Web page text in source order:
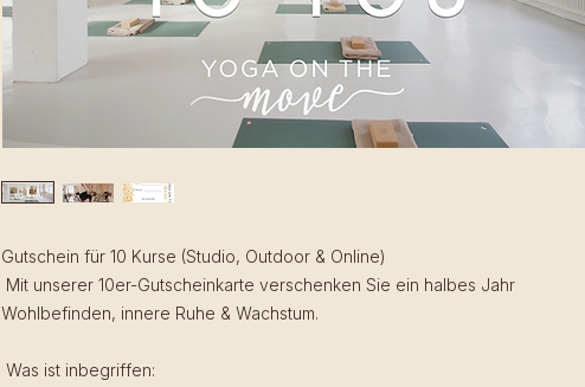
Gutschein für 10 Kurse (Studio, Outdoor & Online)
Mit unserer 10er-Gutscheinkarte verschenken Sie ein halbes Jahr
Wohlbefinden, innere Ruhe & Wachstum.
Was ist inbegriffen: